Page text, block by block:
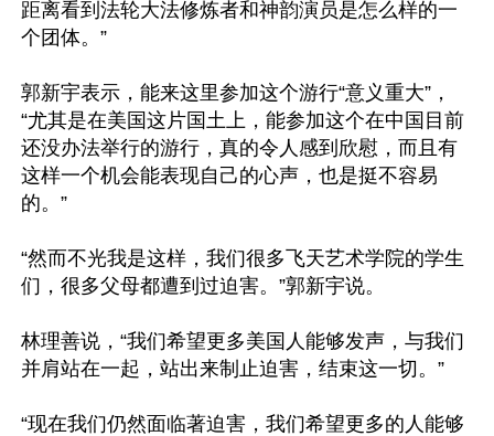
距离看到法轮大法修炼者和神韵演员是怎么样的一
个团体。”
郭新宇表示，能来这里参加这个游行“意义重大”，
“尤其是在美国这片国土上，能参加这个在中国目前
还没办法举行的游行，真的令人感到欣慰，而且有
这样一个机会能表现自己的心声，也是挺不容易
的。”
“然而不光我是这样，我们很多飞天艺术学院的学生
们，很多父母都遭到过迫害。”郭新宇说。
林理善说，“我们希望更多美国人能够发声，与我们
并肩站在一起，站出来制止迫害，结束这一切。”
“现在我们仍然面临著迫害，我们希望更多的人能够